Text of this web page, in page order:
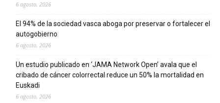
6 agosto, 2026
El 94% de la sociedad vasca aboga por preservar o fortalecer el
autogobierno
6 agosto, 2026
Un estudio publicado en ‘JAMA Network Open’ avala que el
cribado de cáncer colorrectal reduce un 50% la mortalidad en
Euskadi
6 agosto, 2026